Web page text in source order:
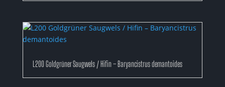
L200 Goldgrüner Saugwels / Hifin – Baryancistrus demantoides